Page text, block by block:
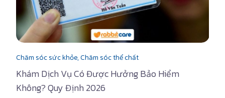
Chăm sóc sức khỏe,Chăm sóc thể chất
Khám Dịch Vụ Có Được Hưởng Bảo Hiểm
Không? Quy Định 2026